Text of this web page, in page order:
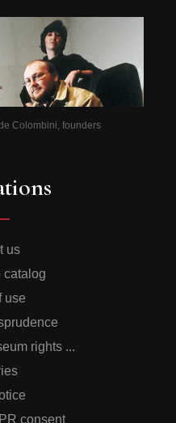
Colombini, founders
us
catalog
use
rights ...
consent